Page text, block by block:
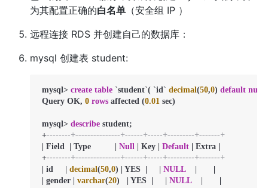
为其配置正确的白名单（安全组 IP ）
远程连接 RDS 并创建自己的数据库：
mysql 创建表 student:
mysql > create table `student`( `id` decimal (50,0) default null
Query OK, 0 rows affected (0.01 sec)
mysql > describe student;
+--------+---------------+------+-----+---------+-------+
Field Type Null Key Default Extra
+--------+---------------+------+-----+---------+-------+
id decimal (50,0) YES NULL
gender varchar(20) YES NULL